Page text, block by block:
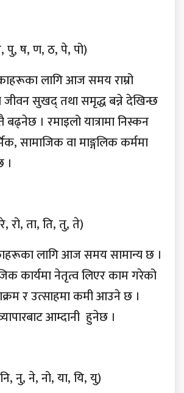
पु, ष, ण, ठ, पे, पो)
लागि आज समय राम्रो
जीवन सुखद् तथा समृद्ध बन्ने देखिन्छ
बढ्नेछ । रमाइलो यात्रामा निस्कन
सामाजिक वा माङ्गलिक कर्ममा
।
रो, ता, ति, तु, ते)
लागि आज समय सामान्य छ ।
कार्यमा नेतृत्व लिएर काम गरेको
र उत्साहमा कमी आउने छ ।
आम्दानी हुनेछ ।
नु, ने, नो, या, यि, यु)